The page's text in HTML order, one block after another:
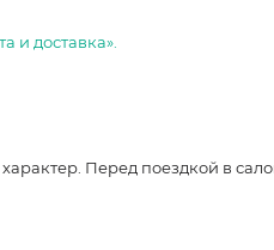
и доставка».
Перед поездкой в